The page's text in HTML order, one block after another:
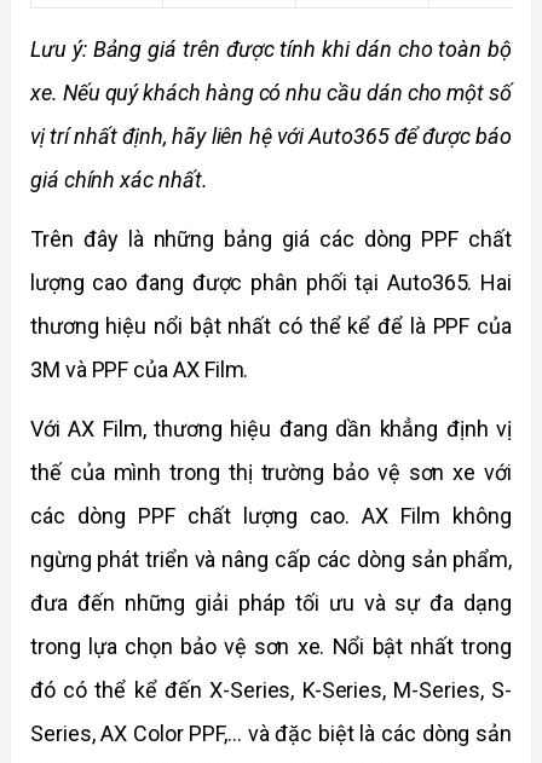
Lưu ý: Bảng giá trên được tính khi dán cho toàn bộ
xe. Nếu quý khách hàng có nhu cầu dán cho một số
vị trí nhất định, hãy liên hệ với Auto365 để được báo
giá chính xác nhất.
Trên đây là những bảng giá các dòng PPF chất
lượng cao đang được phân phối tại Auto365. Hai
thương hiệu nổi bật nhất có thể kể để là PPF của
3M và PPF của AX Film.
Với AX Film, thương hiệu đang dần khẳng định vị
thế của mình trong thị trường bảo vệ sơn xe với
các dòng PPF chất lượng cao. AX Film không
ngừng phát triển và nâng cấp các dòng sản phẩm,
đưa đến những giải pháp tối ưu và sự đa dạng
trong lựa chọn bảo vệ sơn xe. Nổi bật nhất trong
đó có thể kể đến X-Series, K-Series, M-Series, S-
Series, AX Color PPF,... và đặc biệt là các dòng sản